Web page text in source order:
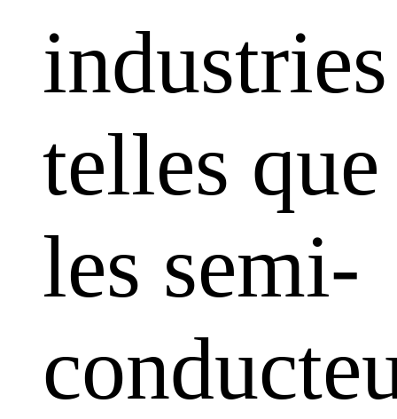
industries
telles que
les semi-